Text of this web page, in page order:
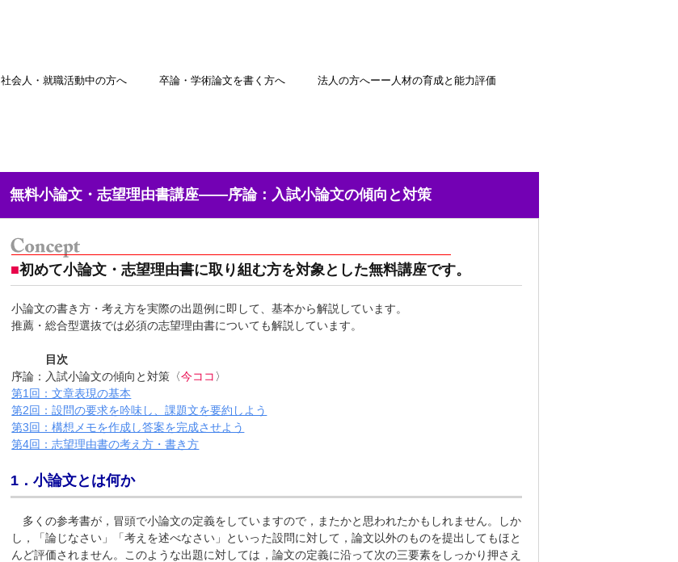
社会人・就職活動中の方へ 卒論・学術論文を書く方へ 法人の方へーー人材の育成と能力評価
無料小論文・志望理由書講座――序論：入試小論文の傾向と対策
■初めて小論文・志望理由書に取り組む方を対象とした無料講座です。
小論文の書き方・考え方を実際の出題例に即して、基本から解説しています。
推薦・総合型選抜では必須の志望理由書についても解説しています。
目次
序論：入試小論文の傾向と対策〈今ココ 〉
第1回：文章表現の基本
第2回：設問の要求を吟味し、課題文を要約しよう
第3回：構想メモを作成し答案を完成させよう
第4回：志望理由書の考え方・書き方
1．小論文とは何か
多くの参考書が，冒頭で小論文の定義をしていますので，またかと思われたかもしれません。しか
し，「論じなさい」「考えを述べなさい」といった設問に対して，論文以外のものを提出してもほと
んど評価されません。このような出題に対しては，論文の定義に沿って次の三要素をしっかり押さえ